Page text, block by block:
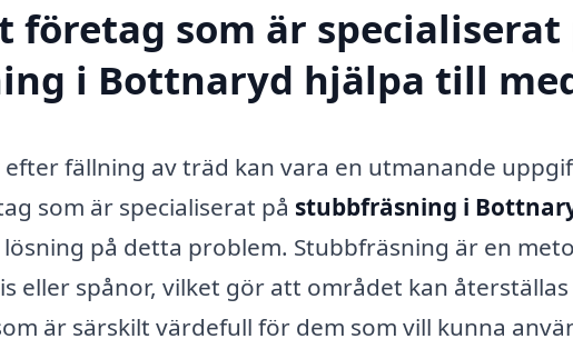
företag som är specialiserat
i Bottnaryd hjälpa till
fällning av träd kan vara en utmanande
som är specialiserat på stubbfräsning i
på detta problem. Stubbfräsning är en
eller spånor, vilket gör att området kan
är särskilt värdefull för dem som vill kunna